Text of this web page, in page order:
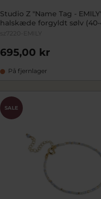
Studio Z "Name Tag -
halskæde forgyldt sølv (40-
sz7220-EMILY
695,00 kr
På fjernlager
SALE